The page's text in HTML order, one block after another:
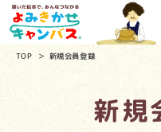
TOP 新規会員登録
新規